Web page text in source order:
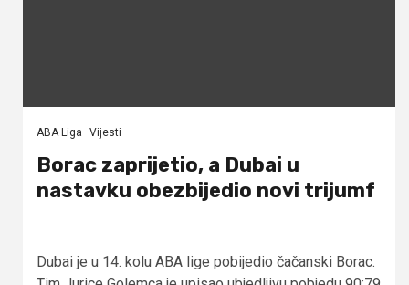
ABA Liga Vijesti
Borac zaprijetio, a Dubai u
nastavku obezbijedio novi trijumf
Dubai je u 14. kolu ABA lige pobijedio čačanski Borac.